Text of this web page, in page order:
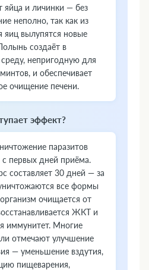
яйца и личинки — без
неполно, так как из
яиц вылупятся новые
создаёт в
непригодную для
и обеспечивает
очищение печени.
эффект?
паразитов
с первых дней приёма.
составляет 30 дней — за
все формы
очищается от
ЖКТ и
иммунитет. Многие
отмечают улучшение
— уменьшение вздутия,
пищеварения,